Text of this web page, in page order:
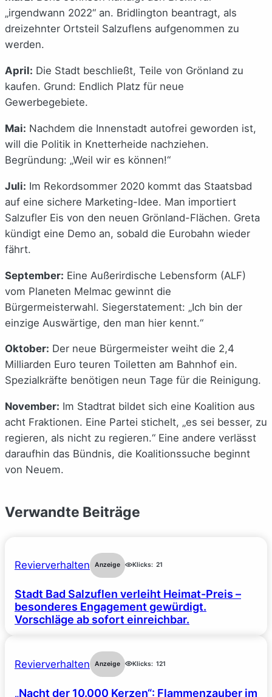
„irgendwann 2022“ an. Bridlington beantragt, als
dreizehnter Ortsteil Salzuflens aufgenommen zu
werden.
April: Die Stadt beschließt, Teile von Grönland zu
kaufen. Grund: Endlich Platz für neue
Gewerbegebiete.
Mai: Nachdem die Innenstadt autofrei geworden ist,
will die Politik in Knetterheide nachziehen.
Begründung: „Weil wir es können!“
Juli: Im Rekordsommer 2020 kommt das Staatsbad
auf eine sichere Marketing-Idee. Man importiert
Salzufler Eis von den neuen Grönland-Flächen. Greta
kündigt eine Demo an, sobald die Eurobahn wieder
fährt.
September: Eine Außerirdische Lebensform (ALF)
vom Planeten Melmac gewinnt die
Bürgermeisterwahl. Siegerstatement: „Ich bin der
einzige Auswärtige, den man hier kennt.“
Oktober: Der neue Bürgermeister weiht die 2,4
Milliarden Euro teuren Toiletten am Bahnhof ein.
Spezialkräfte benötigen neun Tage für die Reinigung.
November: Im Stadtrat bildet sich eine Koalition aus
acht Fraktionen. Eine Partei stichelt, „es sei besser, zu
regieren, als nicht zu regieren.“ Eine andere verlässt
daraufhin das Bündnis, die Koalitionssuche beginnt
von Neuem.
Verwandte Beiträge
Revierverhalten Anzeige Klicks: 21
Stadt Bad Salzuflen verleiht Heimat-Preis –
besonderes Engagement gewürdigt.
Vorschläge ab sofort einreichbar.
Revierverhalten Anzeige Klicks: 121
„Nacht der 10.000 Kerzen“: Flammenzauber im